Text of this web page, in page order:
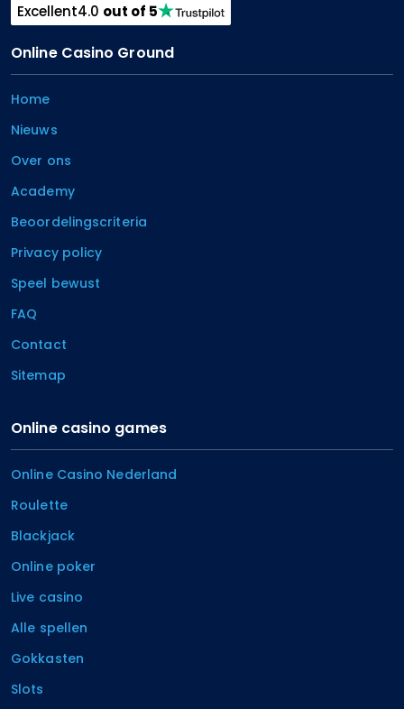
Excellent4.0 out of 5
Online Casino Ground
Home
Nieuws
Over ons
Academy
Beoordelingscriteria
Privacy policy
Speel bewust
FAQ
Contact
Sitemap
Online casino games
Online Casino Nederland
Roulette
Blackjack
Online poker
Live casino
Alle spellen
Gokkasten
Slots